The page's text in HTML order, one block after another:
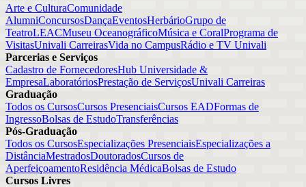
Arte e CulturaComunidade
AlumniConcursosDançaEventosHerbárioGrupo de
TeatroLEACMuseu OceanográficoMúsica e CoralPrograma de
VisitasUnivali CarreirasVida no CampusRádio e TV Univali
Parcerias e Serviços
Cadastro de FornecedoresHub Universidade &
EmpresaLaboratóriosPrestação de ServiçosUnivali Carreiras
Graduação
Todos os CursosCursos PresenciaisCursos EADFormas de
IngressoBolsas de EstudoTransferências
Pós-Graduação
Todos os CursosEspecializações PresenciaisEspecializações a
DistânciaMestradosDoutoradosCursos de
AperfeiçoamentoResidência MédicaBolsas de Estudo
Cursos Livres